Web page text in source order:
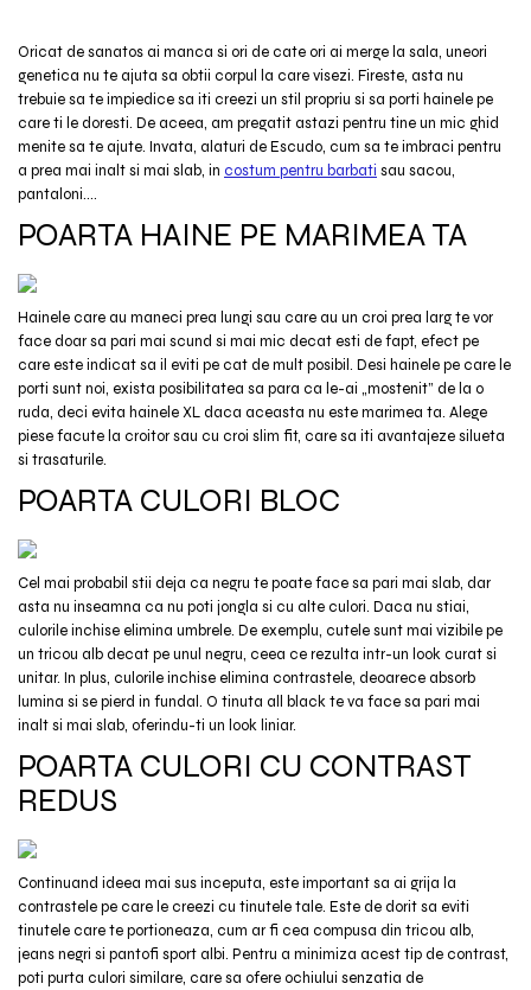
Oricat de sanatos ai manca si ori de cate ori ai merge la sala, uneori
genetica nu te ajuta sa obtii corpul la care visezi. Fireste, asta nu
trebuie sa te impiedice sa iti creezi un stil propriu si sa porti hainele pe
care ti le doresti. De aceea, am pregatit astazi pentru tine un mic ghid
menite sa te ajute. Invata, alaturi de Escudo, cum sa te imbraci pentru
a prea mai inalt si mai slab, in costum pentru barbati sau sacou,
pantaloni....
POARTA HAINE PE MARIMEA TA
Hainele care au maneci prea lungi sau care au un croi prea larg te vor
face doar sa pari mai scund si mai mic decat esti de fapt, efect pe
care este indicat sa il eviti pe cat de mult posibil. Desi hainele pe care le
porti sunt noi, exista posibilitatea sa para ca le-ai „mostenit” de la o
ruda, deci evita hainele XL daca aceasta nu este marimea ta. Alege
piese facute la croitor sau cu croi slim fit, care sa iti avantajeze silueta
si trasaturile.
POARTA CULORI BLOC
Cel mai probabil stii deja ca negru te poate face sa pari mai slab, dar
asta nu inseamna ca nu poti jongla si cu alte culori. Daca nu stiai,
culorile inchise elimina umbrele. De exemplu, cutele sunt mai vizibile pe
un tricou alb decat pe unul negru, ceea ce rezulta intr-un look curat si
unitar. In plus, culorile inchise elimina contrastele, deoarece absorb
lumina si se pierd in fundal. O tinuta all black te va face sa pari mai
inalt si mai slab, oferindu-ti un look liniar.
POARTA CULORI CU CONTRAST
REDUS
Continuand ideea mai sus inceputa, este important sa ai grija la
contrastele pe care le creezi cu tinutele tale. Este de dorit sa eviti
tinutele care te portioneaza, cum ar fi cea compusa din tricou alb,
jeans negri si pantofi sport albi. Pentru a minimiza acest tip de contrast,
poti purta culori similare, care sa ofere ochiului senzatia de